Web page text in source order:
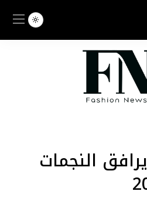
ELIE SAAB يرافق النجمات